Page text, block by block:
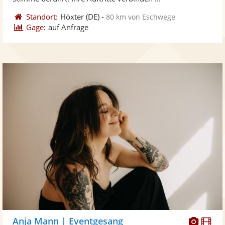
Standort: Höxter (DE) -80 km von Eschwege
Gage: auf Anfrage
Anja Mann | Eventgesang